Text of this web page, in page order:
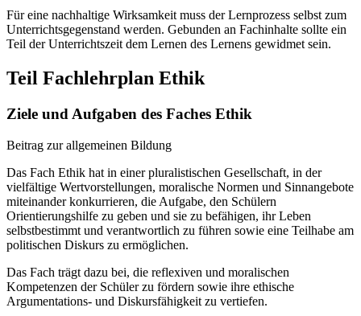
Für eine nachhaltige Wirksamkeit muss der Lernprozess selbst zum
Unterrichtsgegenstand werden. Gebunden an Fachinhalte sollte ein
Teil der Unterrichtszeit dem Lernen des Lernens gewidmet sein.
Teil Fachlehrplan Ethik
Ziele und Aufgaben des Faches Ethik
Beitrag zur allgemeinen Bildung
Das Fach Ethik hat in einer pluralistischen Gesellschaft, in der
vielfältige Wertvorstellungen, moralische Normen und Sinnangebote
miteinander konkurrieren, die Aufgabe, den Schülern
Orientierungshilfe zu geben und sie zu befähigen, ihr Leben
selbstbestimmt und verantwortlich zu führen sowie eine Teilhabe am
politischen Diskurs zu ermöglichen.
Das Fach trägt dazu bei, die reflexiven und moralischen
Kompetenzen der Schüler zu fördern sowie ihre ethische
Argumentations- und Diskursfähigkeit zu vertiefen.